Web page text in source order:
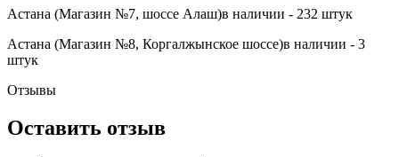
Астана (Магазин №7, шоссе Алаш)в наличии - 232 штук
Астана (Магазин №8, Коргалжынское шоссе)в наличии - 3
штук
Отзывы
Оставить отзыв